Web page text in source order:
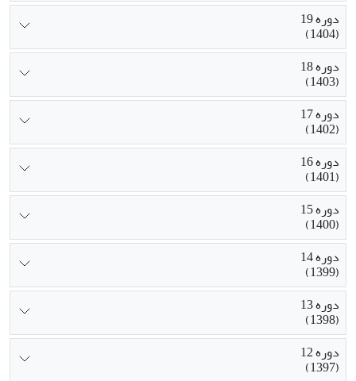
دوره 19
(1404)
دوره 18
(1403)
دوره 17
(1402)
دوره 16
(1401)
دوره 15
(1400)
دوره 14
(1399)
دوره 13
(1398)
دوره 12
(1397)